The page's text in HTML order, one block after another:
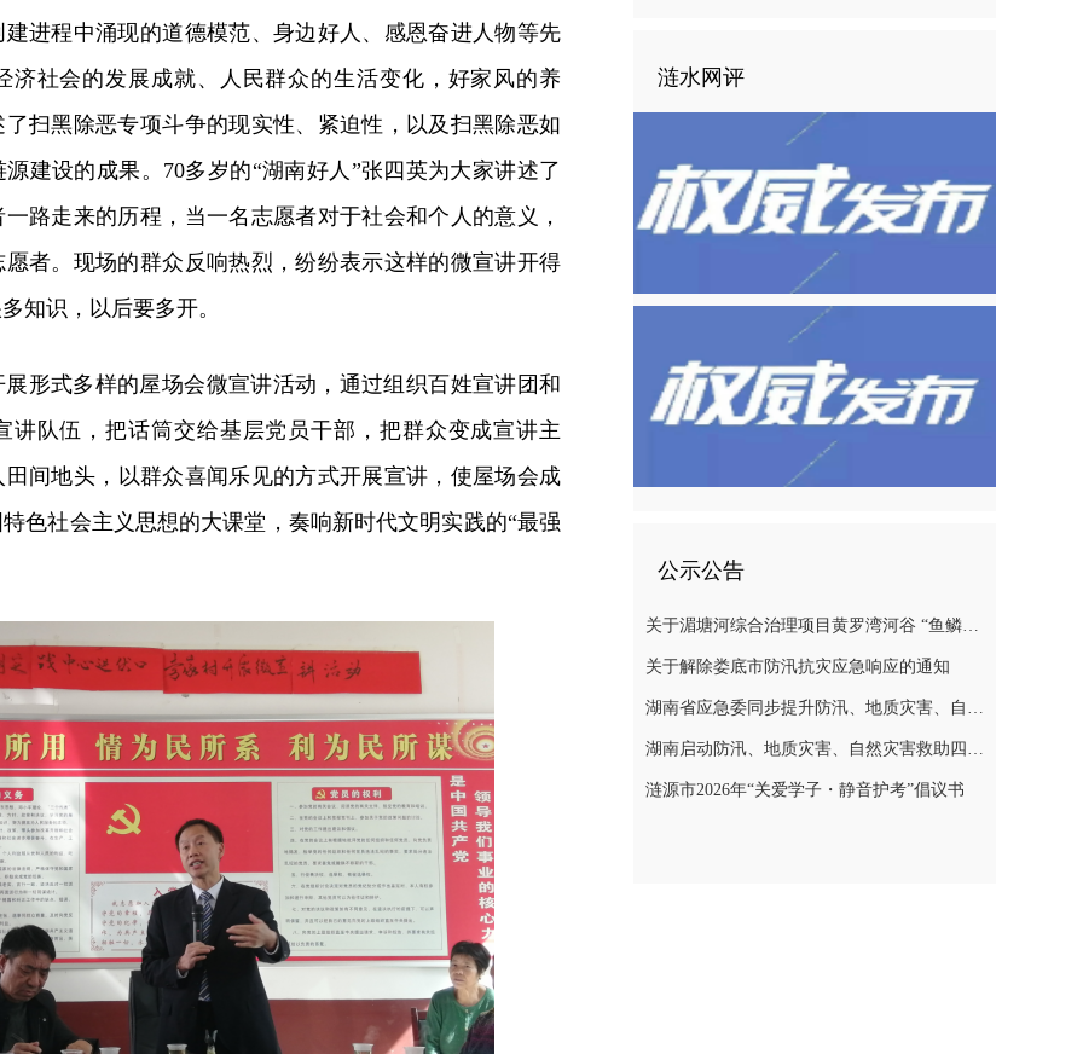
进程中涌现的道德模范、身边好人、感恩奋进人物等先
济社会的发展成就、人民群众的生活变化 ， 好家风的养
了扫黑除恶专项斗争的现实性、紧迫性 ， 以及扫黑除恶如
源建设的成果。 70多岁的“湖南好人”张四英为大家讲述了
路走来的历程 ， 当一名志愿者对于社会和个人的意义 ，
愿者。 现场的群众反响热烈 ，纷纷表示这样的微宣讲开得
知识 ， 以后要多开。
形式多样的屋场会微宣讲活动 ， 通过组织百姓宣讲团和
讲队伍 ，把话筒交给基层党员干部 ， 把群众变成宣讲主
田间地头 ， 以群众喜闻乐见的方式开展宣讲 ， 使屋场会成
色社会主义思想的大课堂 ， 奏响新时代文明实践的“最强
涟水网评
公示公告
关于湄塘河综合治理项目黄罗湾河谷 “鱼鳞坝”区域不对外开放的公告
关于解除娄底市防汛抗灾应急响应的通知
湖南省应急委同步提升防汛、地质灾害、自然灾害救助应急响应至三级
湖南启动防汛、地质灾害、自然灾害救助四级应急响应
涟源市2026年“关爱学子・静音护考”倡议书